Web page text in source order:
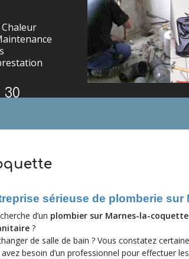
30
sérieuse de plomberie sur
d’un plombier sur Marnes-la-coquette
?
de salle de bain ? Vous constatez
besoin d’un professionnel pour effectuer